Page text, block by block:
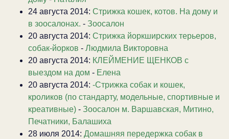
24 августа 2014: Стрижка кошек, котов. На дому и
в зоосалонах. - Зоосалон
20 августа 2014: Стрижка йоркширских терьеров,
собак-йорков - Людмила Викторовна
20 августа 2014: КЛЕЙМЕНИЕ ЩЕНКОВ с
выездом на дом - Елена
20 августа 2014: -Стрижка собак и кошек,
кроликов (по стандарту, модельные, спортивные и
креативные) - Зоосалон м. Варшавская, Митино,
Печатники, Балашиха
28 июля 2014: Домашняя передержка собак в